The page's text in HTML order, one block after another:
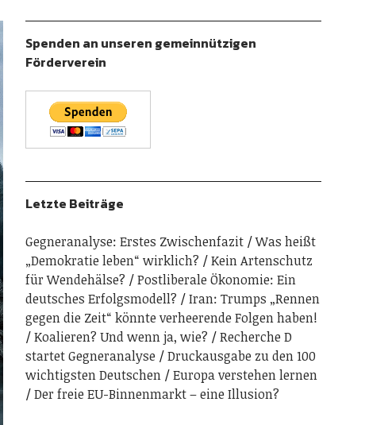
Spenden an unseren gemeinnützigen
Förderverein
Letzte Beiträge
Gegneranalyse: Erstes Zwischenfazit
Was heißt
„Demokratie leben“ wirklich?
Kein Artenschutz
für Wendehälse?
Postliberale Ökonomie: Ein
deutsches Erfolgsmodell?
Iran: Trumps „Rennen
gegen die Zeit“ könnte verheerende Folgen haben!
Koalieren? Und wenn ja, wie?
Recherche D
startet Gegneranalyse
Druckausgabe zu den 100
wichtigsten Deutschen
Europa verstehen lernen
Der freie EU-Binnenmarkt – eine Illusion?